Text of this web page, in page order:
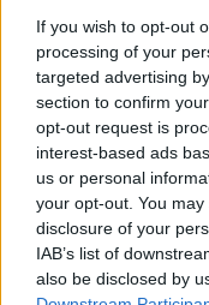
If you wish to opt-out
processing of your
targeted advertising
section to confirm
opt-out request is
interest-based ads
us or personal
your opt-out. You
disclosure of your
IAB’s list of
also be disclosed by